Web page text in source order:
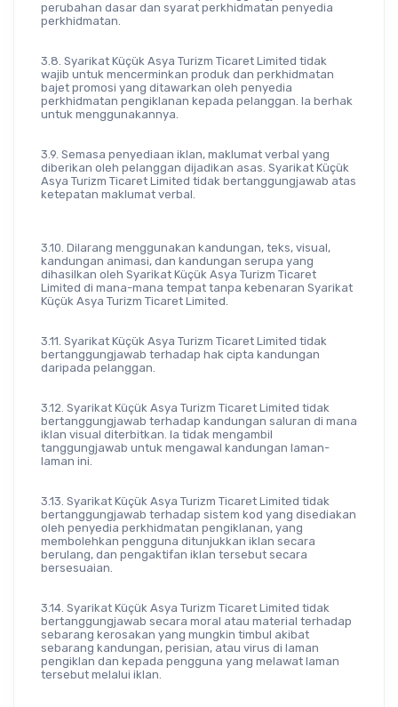
perubahan dasar dan syarat perkhidmatan penyedia
perkhidmatan.
3.8. Syarikat Küçük Asya Turizm Ticaret Limited tidak
wajib untuk mencerminkan produk dan perkhidmatan
bajet promosi yang ditawarkan oleh penyedia
perkhidmatan pengiklanan kepada pelanggan. Ia berhak
untuk menggunakannya.
3.9. Semasa penyediaan iklan, maklumat verbal yang
diberikan oleh pelanggan dijadikan asas. Syarikat Küçük
Asya Turizm Ticaret Limited tidak bertanggungjawab atas
ketepatan maklumat verbal.
3.10. Dilarang menggunakan kandungan, teks, visual,
kandungan animasi, dan kandungan serupa yang
dihasilkan oleh Syarikat Küçük Asya Turizm Ticaret
Limited di mana-mana tempat tanpa kebenaran Syarikat
Küçük Asya Turizm Ticaret Limited.
3.11. Syarikat Küçük Asya Turizm Ticaret Limited tidak
bertanggungjawab terhadap hak cipta kandungan
daripada pelanggan.
3.12. Syarikat Küçük Asya Turizm Ticaret Limited tidak
bertanggungjawab terhadap kandungan saluran di mana
iklan visual diterbitkan. Ia tidak mengambil
tanggungjawab untuk mengawal kandungan laman-
laman ini.
3.13. Syarikat Küçük Asya Turizm Ticaret Limited tidak
bertanggungjawab terhadap sistem kod yang disediakan
oleh penyedia perkhidmatan pengiklanan, yang
membolehkan pengguna ditunjukkan iklan secara
berulang, dan pengaktifan iklan tersebut secara
bersesuaian.
3.14. Syarikat Küçük Asya Turizm Ticaret Limited tidak
bertanggungjawab secara moral atau material terhadap
sebarang kerosakan yang mungkin timbul akibat
sebarang kandungan, perisian, atau virus di laman
pengiklan dan kepada pengguna yang melawat laman
tersebut melalui iklan.